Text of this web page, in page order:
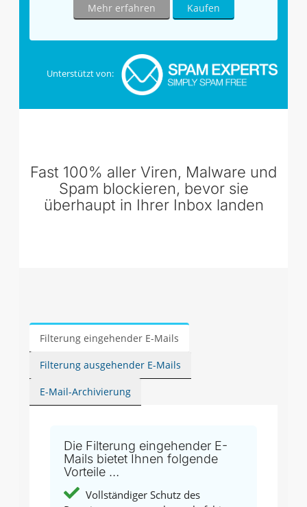
Mehr erfahren Kaufen
Unterstützt von:
Fast 100% aller Viren, Malware und
Spam blockieren, bevor sie
überhaupt in Ihrer Inbox landen
Filterung eingehender E-Mails
Filterung ausgehender E-Mails
E-Mail-Archivierung
Die Filterung eingehender E-
Mails bietet Ihnen folgende
Vorteile …
Vollständiger Schutz des